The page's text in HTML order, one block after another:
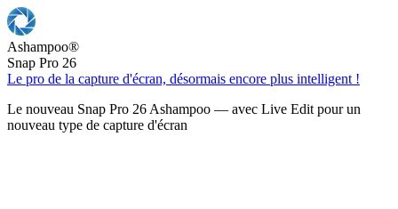
Ashampoo®
Snap Pro 26
Le pro de la capture d'écran, désormais encore plus intelligent !
Le nouveau Snap Pro 26 Ashampoo — avec Live Edit pour un
nouveau type de capture d'écran